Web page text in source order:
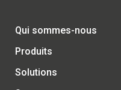
Qui sommes-nous
Produits
Solutions